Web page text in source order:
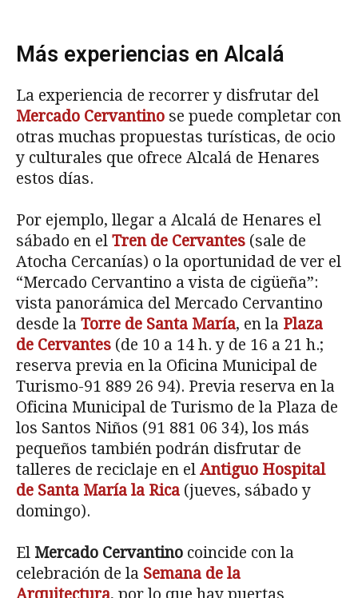
Más experiencias en Alcalá
La experiencia de recorrer y disfrutar del
Mercado Cervantino se puede completar con
otras muchas propuestas turísticas, de ocio
y culturales que ofrece Alcalá de Henares
estos días.
Por ejemplo, llegar a Alcalá de Henares el
sábado en el Tren de Cervantes (sale de
Atocha Cercanías) o la oportunidad de ver el
“Mercado Cervantino a vista de cigüeña”:
vista panorámica del Mercado Cervantino
desde la Torre de Santa María, en la Plaza
de Cervantes (de 10 a 14 h. y de 16 a 21 h.;
reserva previa en la Oficina Municipal de
Turismo-91 889 26 94). Previa reserva en la
Oficina Municipal de Turismo de la Plaza de
los Santos Niños (91 881 06 34), los más
pequeños también podrán disfrutar de
talleres de reciclaje en el Antiguo Hospital
de Santa María la Rica (jueves, sábado y
domingo).
El Mercado Cervantino coincide con la
celebración de la Semana de la
Arquitectura, por lo que hay puertas